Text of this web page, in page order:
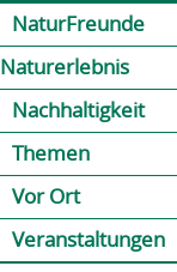
NaturFreunde
Naturerlebnis
Nachhaltigkeit
Themen
Vor Ort
Veranstaltungen